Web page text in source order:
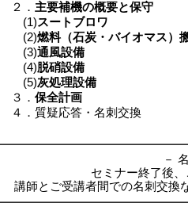
２． 主要補機の概要と保守
(1)スートブロワ
(2)燃料（石炭・バイオマス）
(3)通風設備
(4)脱硝設備
(5)灰処理設備
３． 保全計画
４．質疑応答・名刺交換
－
セミナー終了後
講師とご受講者間での名刺交換